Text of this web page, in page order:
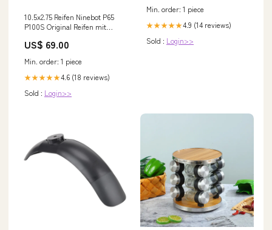
10.5x2.75 Reifen Ninebot P65
P100S Original Reifen mit
US$ 69.00
Min. order: 1 piece
★★★★★4.6 (18 reviews)
Sold : Login>>
Min. order: 1 piece
★★★★★4.9 (14 reviews)
Sold : Login>>